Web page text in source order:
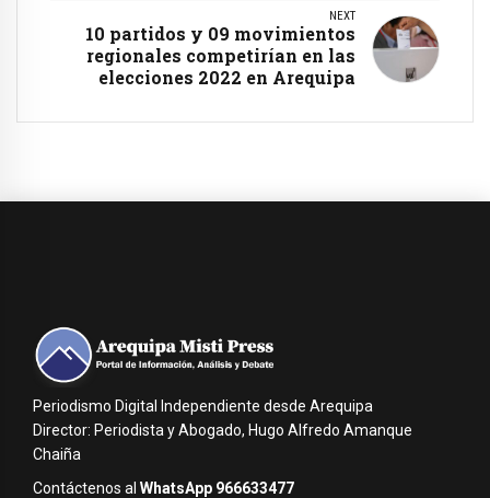
NEXT
10 partidos y 09 movimientos
regionales competirían en las
elecciones 2022 en Arequipa
Periodismo Digital Independiente desde Arequipa
Director: Periodista y Abogado, Hugo Alfredo Amanque
Chaiña
Contáctenos al WhatsApp 966633477